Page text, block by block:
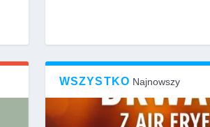
WSZYSTKO Najnowszy